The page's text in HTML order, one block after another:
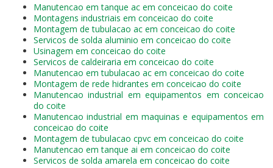
Manutencao em tanque ac em conceicao do coite
Montagens industriais em conceicao do coite
Montagem de tubulacao ac em conceicao do coite
Servicos de solda aluminio em conceicao do coite
Usinagem em conceicao do coite
Servicos de caldeiraria em conceicao do coite
Manutencao em tubulacao ac em conceicao do coite
Montagem de rede hidrantes em conceicao do coite
Manutencao industrial em equipamentos em conceicao
do coite
Manutencao industrial em maquinas e equipamentos em
conceicao do coite
Montagem de tubulacao cpvc em conceicao do coite
Manutencao em tanque ai em conceicao do coite
Servicos de solda amarela em conceicao do coite